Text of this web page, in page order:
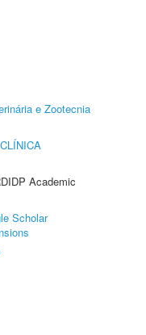
e Zootecnia
Academic
Scholar